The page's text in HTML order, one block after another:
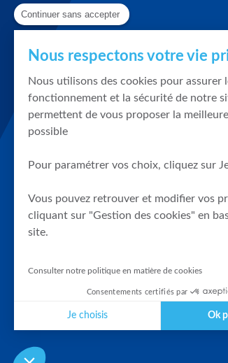
Continuer sans accepter
Nous respectons votre vie
Nous utilisons des cookies pour assurer
fonctionnement et la sécurité de notre
permettent de vous proposer la
possible
Pour paramétrer vos choix, cliquez sur
Vous pouvez retrouver et modifier vos
cliquant sur "Gestion des cookies" en
site.
Consulter notre politique en matière de cookies
Consentements certifiés par
Je choisis Ok
Notre plateforme vous permet d'adapter et de